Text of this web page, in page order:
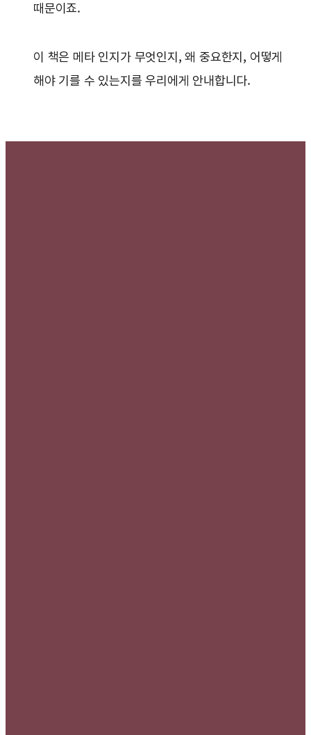
때문이죠.
이 책은 메타 인지가 무엇인지, 왜 중요한지, 어떻게
해야 기를 수 있는지를 우리에게 안내합니다.